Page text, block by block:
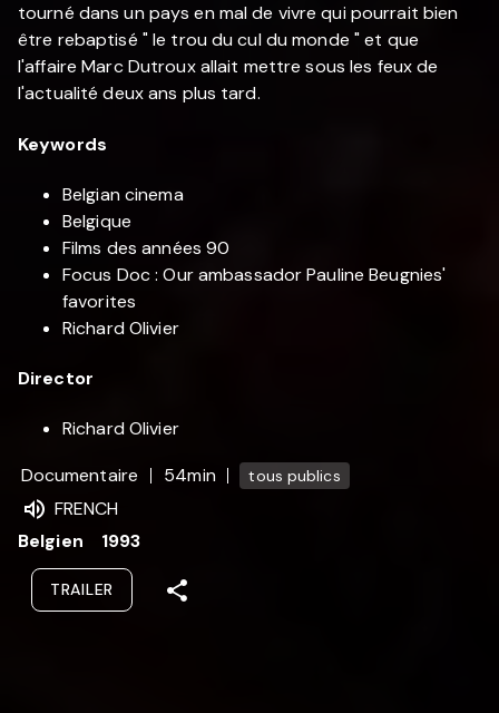
tourné dans un pays en mal de vivre qui pourrait bien
être rebaptisé " le trou du cul du monde " et que
l'affaire Marc Dutroux allait mettre sous les feux de
l'actualité deux ans plus tard.
Keywords
Belgian cinema
Belgique
Films des années 90
Focus Doc : Our ambassador Pauline Beugnies'
favorites
Richard Olivier
Director
Richard Olivier
Documentaire
54min tous publics
FRENCH
Belgien
1993
TRAILER